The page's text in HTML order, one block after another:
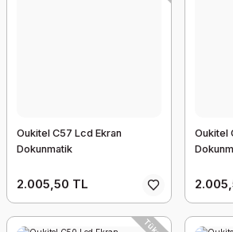
Oukitel C57 Lcd Ekran
Dokunmatik
2.005,50 TL
Oukitel